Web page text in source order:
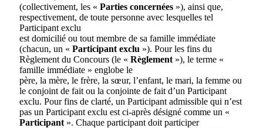
(collectivement, les « Parties concernées »), ainsi que,
respectivement, de toute personne avec lesquelles tel
Participant exclu
est domicilié ou tout membre de sa famille immédiate
(chacun, un « Participant exclu »). Pour les fins du
Règlement du Concours (le « Règlement »), le terme «
famille immédiate » englobe le
père, la mère, le frère, la sœur, l’enfant, le mari, la femme ou
le conjoint de fait ou la conjointe de fait d’un Participant
exclu. Pour fins de clarté, un Participant admissible qui n’est
pas un Participant exclu est ci-après désigné comme un «
Participant ». Chaque participant doit participer